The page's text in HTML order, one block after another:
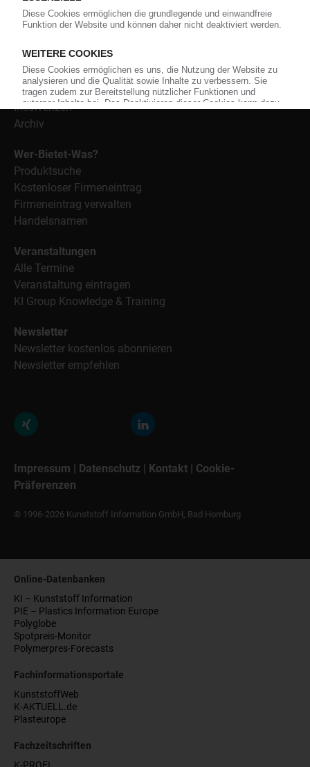
Nachrichten
Branche
Technologie
Polymerpreise
Insolvenzen
Archiv
Wer-Bietet-Was?
Produktsuche
Kostenloser Firmeneintrag
Firmeneintrag verwalten
Handelsnamen
Veranstaltungen
Alle Termine
Veranstaltung eintragen
KI Group Knowledge & Training
Newsletter
Newsletter kostenlos abonnieren
Newsletter empfehlen
Impressum | Datenschutz | Kontakt | Cookie-
Präferenzen
© 1996-2026 Kunststoff Information GmbH, Bad Homburg
Online-Datenbanken
KI – Kunststoff Information
PIE – Plastics Information Europe
Polyglobe
Spotpreis-Monitor
Polymerpres-Forecasts
Fachinformationsportale
KunststoffWeb
K-AKTUELL.de
Plasteurope
Fachzeitschriften